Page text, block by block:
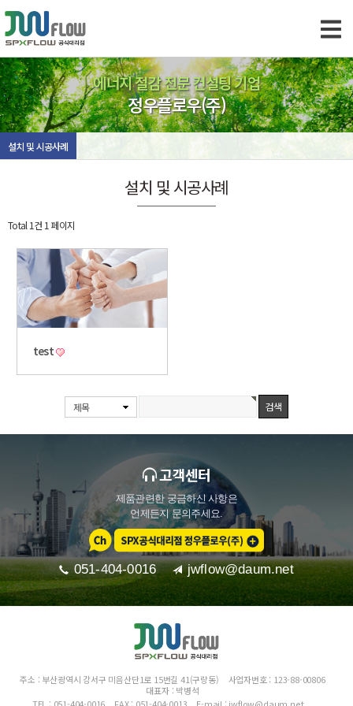
에너지 절감 전문 컨설팅 기업
정우플로우(주)
설치 및 시공사례
설치 및 시공사례
Total 1건 1 페이지
test
제목
고객센터
제품관련한 궁금하신 사항은
언제든지 문의주세요.
051-404-0016 jwflow@daum.net
주소 : 부산광역시 강서구 미음산단1로 15번길 41(구랑동) 사업자번호 : 123-88-00806
대표자 : 박병석